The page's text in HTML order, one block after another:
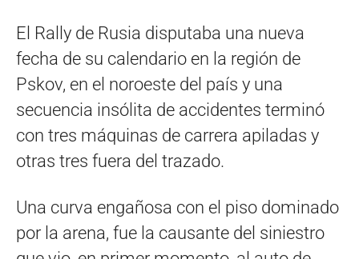
El Rally de Rusia disputaba una nueva
fecha de su calendario en la región de
Pskov, en el noroeste del país y una
secuencia insólita de accidentes terminó
con tres máquinas de carrera apiladas y
otras tres fuera del trazado.
Una curva engañosa con el piso dominado
por la arena, fue la causante del siniestro